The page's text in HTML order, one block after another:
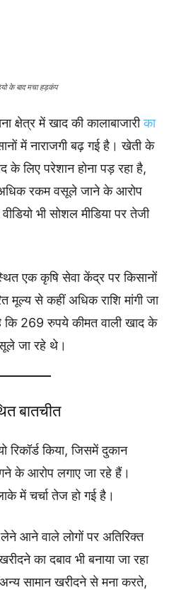
के बाद मचा हड़कंप
क्षेत्र में खाद की कालाबाजारीका
में नाराजगी बढ़ गई है। खेती के
के लिए परेशान होना पड़ रहा है,
रकम वसूले जाने के आरोप
भी सोशल मीडिया पर तेजी
एक कृषि सेवा केंद्र पर किसानों
मूल्य से कहीं अधिक राशि मांगी जा
कि 269 रुपये कीमत वाली खाद के
जा रहे थे।
बातचीत
रिकॉर्ड किया, जिसमें दुकान
के आरोप लगाए जा रहे हैं।
में चर्चा तेज हो गई है।
आने वाले लोगों पर अतिरिक्त
का दबाव भी बनाया जा रहा
सामान खरीदने से मना करते,